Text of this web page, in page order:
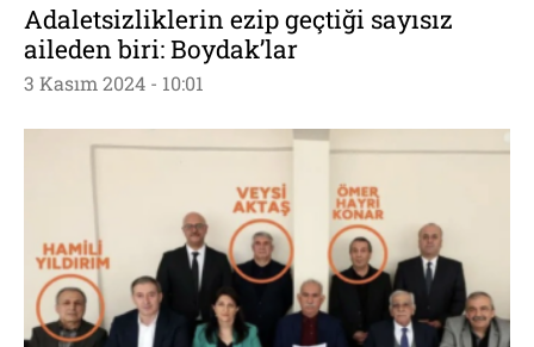
Adaletsizliklerin ezip geçtiği sayısız
aileden biri: Boydak’lar
3 Kasım 2024 - 10:01